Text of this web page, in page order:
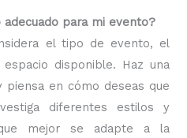
adecuado para mi evento?
el tipo de evento, el
disponible. Haz una
en cómo deseas que
diferentes estilos y
mejor se adapte a la